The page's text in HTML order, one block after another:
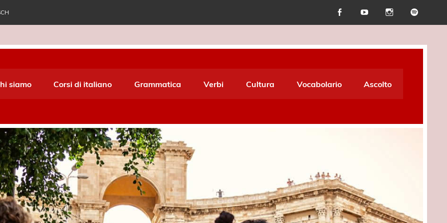
World Italiano
siamo Corsi di italiano Grammatica Verbi Cultura Vocabolario Ascolto